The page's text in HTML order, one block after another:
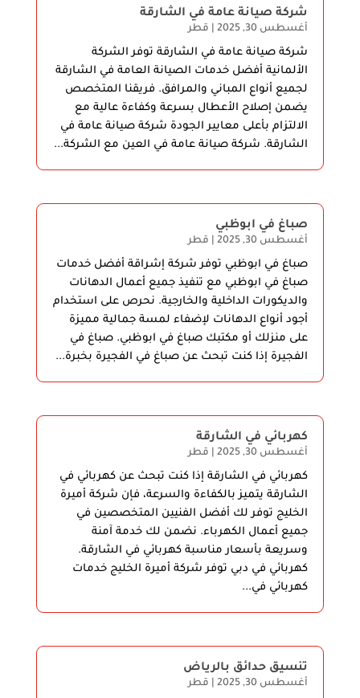
شركة صيانة عامة في الشارقة
أغسطس 30, 2025 | قطر
شركة صيانة عامة في الشارقة توفر الشركة
الألمانية أفضل خدمات الصيانة العامة في الشارقة
لجميع أنواع المباني والمرافق. فريقنا المتخصص
يضمن إصلاح الأعطال بسرعة وكفاءة عالية مع
الالتزام بأعلى معايير الجودة شركة صيانة عامة في
الشارقة. شركة صيانة عامة في العين مع الشركة...
صباغ في ابوظبي
أغسطس 30, 2025 | قطر
صباغ في ابوظبي توفر شركة إشراقة أفضل خدمات
صباغ في ابوظبي مع تنفيذ جميع أعمال الدهانات
والديكورات الداخلية والخارجية. نحرص على استخدام
أجود أنواع الدهانات لإضفاء لمسة جمالية مميزة
على منزلك أو مكتبك صباغ في ابوظبي. صباغ في
الفجيرة إذا كنت تبحث عن صباغ في الفجيرة بخبرة...
كهربائي في الشارقة
أغسطس 30, 2025 | قطر
كهربائي في الشارقة إذا كنت تبحث عن كهربائي في
الشارقة يتميز بالكفاءة والسرعة، فإن شركة أميرة
الخليج توفر لك أفضل الفنيين المتخصصين في
جميع أعمال الكهرباء. نضمن لك خدمة آمنة
وسريعة بأسعار مناسبة كهربائي في الشارقة.
كهربائي في دبي توفر شركة أميرة الخليج خدمات
كهربائي في...
تنسيق حدائق بالرياض
أغسطس 30, 2025 | قطر